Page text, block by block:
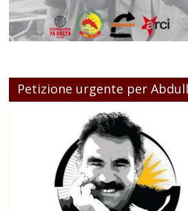
Petizione urgente per